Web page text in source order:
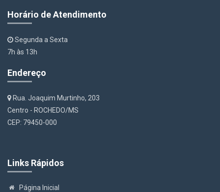
Horário de Atendimento
Segunda a Sexta
7h às 13h
Endereço
Rua. Joaquim Murtinho, 203
Centro - ROCHEDO/MS
CEP: 79450-000
Links Rápidos
Página Inicial